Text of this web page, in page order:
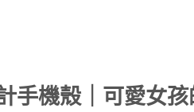
手機殼｜可愛女